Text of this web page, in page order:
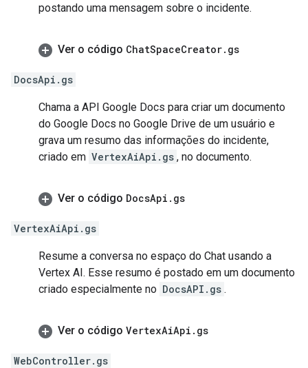
postando uma mensagem sobre o incidente.
Ver o código ChatSpaceCreator. gs
DocsApi.gs
Chama a API Google Docs para criar um documento
do Google Docs no Google Drive de um usuário e
grava um resumo das informações do incidente,
criado em VertexAiApi.gs , no documento.
Ver o código DocsApi . gs
VertexAiApi.gs
Resume a conversa no espaço do Chat usando a
Vertex AI. Esse resumo é postado em um documento
criado especialmente no DocsAPI.gs .
Ver o código VertexAiApi . gs
WebController.gs